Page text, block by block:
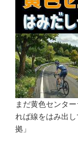
まだ黄色センタ
れば線をはみ出
拠」